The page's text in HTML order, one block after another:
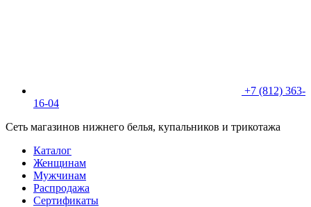
+7 (812) 363-
16-04
Сеть магазинов нижнего белья, купальников и трикотажа
Каталог
Женщинам
Мужчинам
Распродажа
Сертификаты